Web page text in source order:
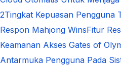
2Tingkat Kepuasan Pengguna
Respon Mahjong WinsFitur
Keamanan Akses Gates of
Antarmuka Pengguna Pada